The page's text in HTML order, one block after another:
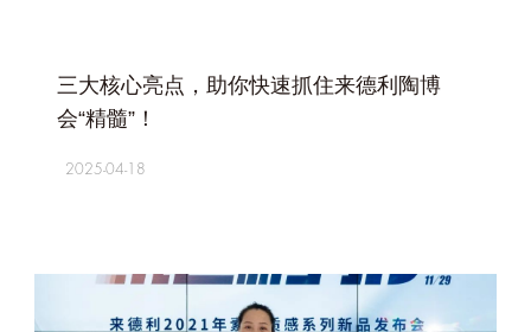
三大核心亮点，助你快速抓住来德利陶博
会“精髓”！
2025-04-18